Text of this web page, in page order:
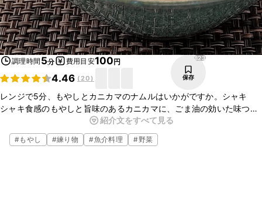
調理時間 5分 費用目安100円
4.46 (20)
823
保存
レンジで5分、もやしとカニカマのナムルはいかがですか。シャキ
シャキ食感のもやしと旨味のあるカニカマに、ごま油の効いた味つけ
がよく合いおいしいですよ。ぜひお試しください。
紹介文をすべて見る
#もやし #練り物 #魚介料理 #野菜